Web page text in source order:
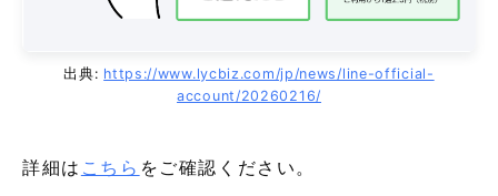
出典: https://www.lycbiz.com/jp/news/line-official-
account/20260216/
詳細は こちら をご確認ください。